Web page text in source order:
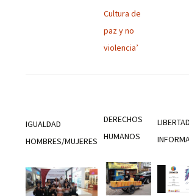
Cultura de
paz y no
violencia’
IGUALDAD
HOMBRES/MUJERES
DERECHOS
HUMANOS